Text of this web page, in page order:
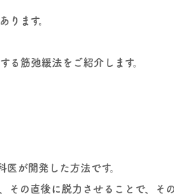
ります。
る筋弛緩法をご紹介します。
が開発した方法です。
その直後に脱力させることで、そ